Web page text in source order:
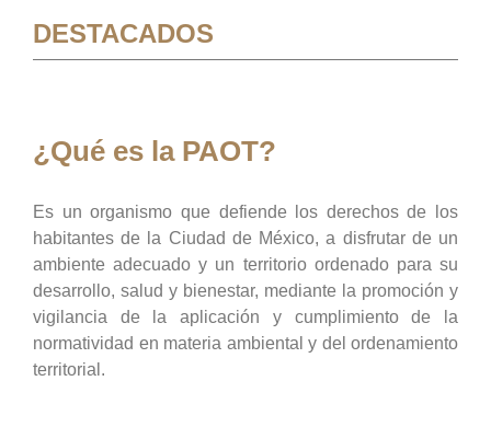
DESTACADOS
¿Qué es la PAOT?
Es un organismo que defiende los derechos de los
habitantes de la Ciudad de México, a disfrutar de un
ambiente adecuado y un territorio ordenado para su
desarrollo, salud y bienestar, mediante la promoción y
vigilancia de la aplicación y cumplimiento de la
normatividad en materia ambiental y del ordenamiento
territorial.